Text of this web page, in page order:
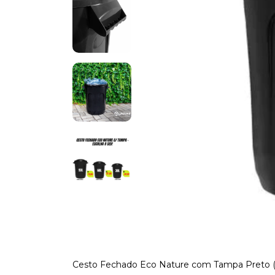
Cesto Fechado Eco Nature com Tampa Preto